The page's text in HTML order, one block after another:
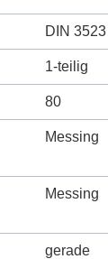
DIN 3523
1-teilig
80
Messing
Messing
gerade